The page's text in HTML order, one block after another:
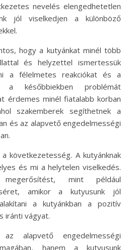
nevelés elengedhetetlen
jól viselkedjen a különböző
hogy a kutyánkat minél több
és helyzettel ismertessük
a félelmetes reakciókat és a
a későbbiekben problémát
érdemes minél fiatalabb korban
szakemberek segíthetnek a
és az alapvető engedelmességi
következetesség. A kutyánknak
és mi a helytelen viselkedés.
megerősítést, mint például
amikor a kutyusunk jól
a kutyánkban a pozitív
iránti vágyat.
alapvető engedelmességi
hanem a kutyusunk